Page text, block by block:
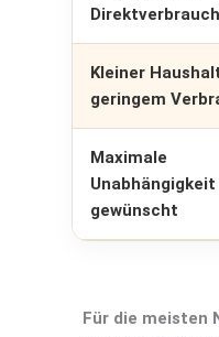
Direktverbrauch
Kleiner
geringem
Maximale
Unabhängigkeit
gewünscht
Für die meisten